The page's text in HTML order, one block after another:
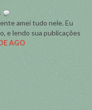
amei tudo nele. Eu
e lendo sua publicações
AGO